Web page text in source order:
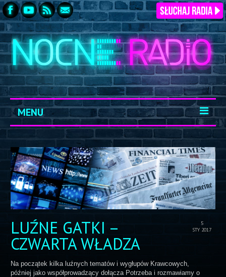
MENU
START
ARCHIWUM
KONTAKT
LOGOWANIE
5
STY 2017
LUŹNE GATKI –
CZWARTA WŁADZA
Na początek kilka luźnych tematów i wygłupów Krawcowych,
później jako współprowadzący dołącza Potrzeba i rozmawiamy o